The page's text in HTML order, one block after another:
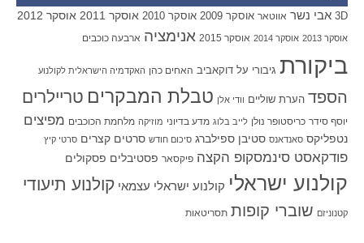
3D אבי נשר אווטאר אוסקר 2009 אוסקר 2010 אוסקר 2011 אוסקר 2012
אוסקר 2013 אוסקר 2014 אוסקר 2015 אנימציה ארבעה כוכבים
ביקורת גיבורי על דוקאביב האחים כהן האקדמיה הישראלית לקולנוע
הספד הערת שוליים וודי אלן טבלת המבקרים טריילרים
יוסף סידר כריסטופר נולן לייב בלוג מדע בדיוני מוזיקה מלחמת הכוכבים מפיצים
נטפליקס סאנדאנס סטיבן ספילברג סיכום חודש סרטים קצרים סרטי קיץ
פודקאסט סינמסקופ הקצה פיקסאר פסטיבלים פסקולים
קולנוע ישראלי קולנוע ישראלי עצמאי קולנוע תיעודי
קטנוניזם שוברי קופות תסריטאות